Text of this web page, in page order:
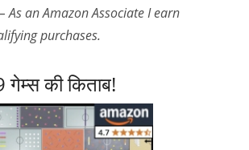
As an Amazon Associate I earn
purchases.
गेम्स की किताब!